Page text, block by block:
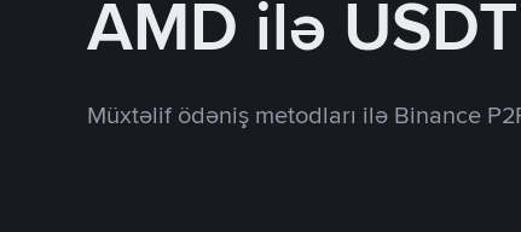
AMD ilə
Müxtəlif ödəniş metodları ilə Binance